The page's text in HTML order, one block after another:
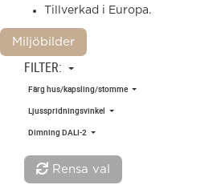
Tillverkad i Europa.
Miljöbilder
FILTER:
Färg hus/kapsling/stomme
Ljusspridningsvinkel
Dimning DALI-2
Rensa val